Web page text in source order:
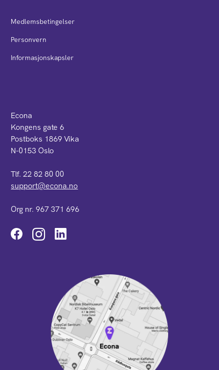
Medlemsbetingelser
Personvern
Informasjonskapsler
Econa
Kongens gate 6
Postboks 1869 Vika
N-0153 Oslo
Tlf. 22 82 80 00
support@econa.no
Org nr. 967 371 696
Instagram